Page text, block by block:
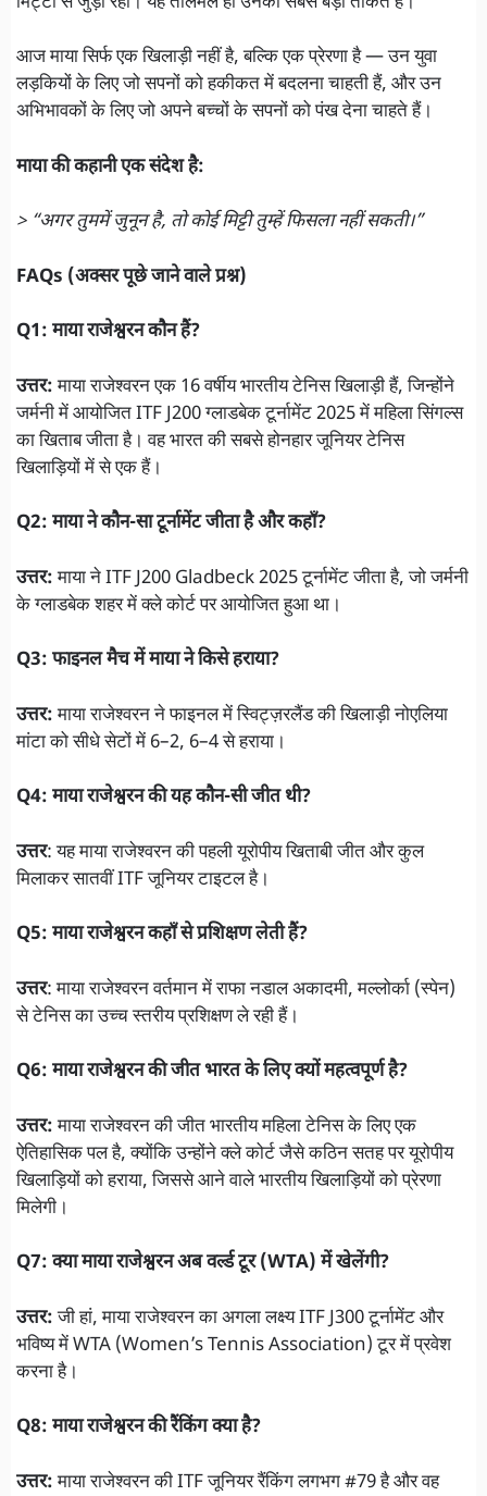
आज माया सिर्फ एक खिलाड़ी नहीं है, बल्कि एक प्रेरणा है — उन युवा
लड़कियों के लिए जो सपनों को हकीकत में बदलना चाहती हैं, और उन
अभिभावकों के लिए जो अपने बच्चों के सपनों को पंख देना चाहते हैं।
माया की कहानी एक संदेश है:
> “अगर तुममें जुनून है, तो कोई मिट्टी तुम्हें फिसला नहीं सकती।”
FAQs (अक्सर पूछे जाने वाले प्रश्न)
Q1: माया राजेश्वरन कौन हैं?
उत्तर:माया राजेश्वरन एक 16 वर्षीय भारतीय टेनिस खिलाड़ी हैं, जिन्होंने
जर्मनी में आयोजित ITF J200 ग्लाडबेक टूर्नामेंट 2025 में महिला सिंगल्स
का खिताब जीता है। वह भारत की सबसे होनहार जूनियर टेनिस
खिलाड़ियों में से एक हैं।
Q2: माया ने कौन-सा टूर्नामेंट जीता है और कहाँ?
उत्तर:माया ने ITF J200 Gladbeck 2025 टूर्नामेंट जीता है, जो जर्मनी
के ग्लाडबेक शहर में क्ले कोर्ट पर आयोजित हुआ था।
Q3: फाइनल मैच में माया ने किसे हराया?
उत्तर:माया राजेश्वरन ने फाइनल में स्विट्ज़रलैंड की खिलाड़ी नोएलिया
मांटा को सीधे सेटों में 6–2, 6–4 से हराया।
Q4: माया राजेश्वरन की यह कौन-सी जीत थी?
उत्तर: यह माया राजेश्वरन की पहली यूरोपीय खिताबी जीत और कुल
मिलाकर सातवीं ITF जूनियर टाइटल है।
Q5: माया राजेश्वरन कहाँ से प्रशिक्षण लेती हैं?
उत्तर: माया राजेश्वरन वर्तमान में राफा नडाल अकादमी, मल्लोर्का (स्पेन)
से टेनिस का उच्च स्तरीय प्रशिक्षण ले रही हैं।
Q6: माया राजेश्वरन की जीत भारत के लिए क्यों महत्वपूर्ण है?
उत्तर:माया राजेश्वरन की जीत भारतीय महिला टेनिस के लिए एक
ऐतिहासिक पल है, क्योंकि उन्होंने क्ले कोर्ट जैसे कठिन सतह पर यूरोपीय
खिलाड़ियों को हराया, जिससे आने वाले भारतीय खिलाड़ियों को प्रेरणा
मिलेगी।
Q7: क्या माया राजेश्वरन अब वर्ल्ड टूर (WTA) में खेलेंगी?
उत्तर:जी हां, माया राजेश्वरन का अगला लक्ष्य ITF J300 टूर्नामेंट और
भविष्य में WTA (Women’s Tennis Association) टूर में प्रवेश
करना है।
Q8: माया राजेश्वरन की रैंकिंग क्या है?
उत्तर:माया राजेश्वरन की ITF जूनियर रैंकिंग लगभग #79 है और वह